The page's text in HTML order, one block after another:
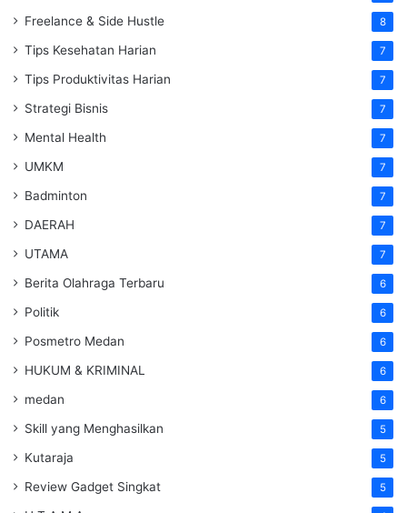
Freelance & Side Hustle 8
Tips Kesehatan Harian 7
Tips Produktivitas Harian 7
Strategi Bisnis 7
Mental Health 7
UMKM 7
Badminton 7
DAERAH 7
UTAMA 7
Berita Olahraga Terbaru 6
Politik 6
Posmetro Medan 6
HUKUM & KRIMINAL 6
medan 6
Skill yang Menghasilkan 5
Kutaraja 5
Review Gadget Singkat 5